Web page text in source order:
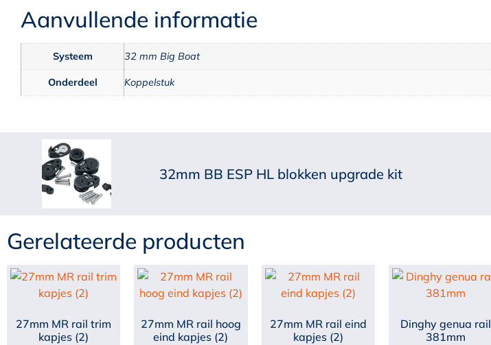
Aanvullende informatie
Systeem 32 mm Big Boat
Onderdeel Koppelstuk
32mm BB ESP HL blokken upgrade kit
Gerelateerde producten
27mm MR rail trim
kapjes (2)
27mm MR rail hoog
eind kapjes (2)
27mm MR rail eind
kapjes (2)
Dinghy genua rail
381mm